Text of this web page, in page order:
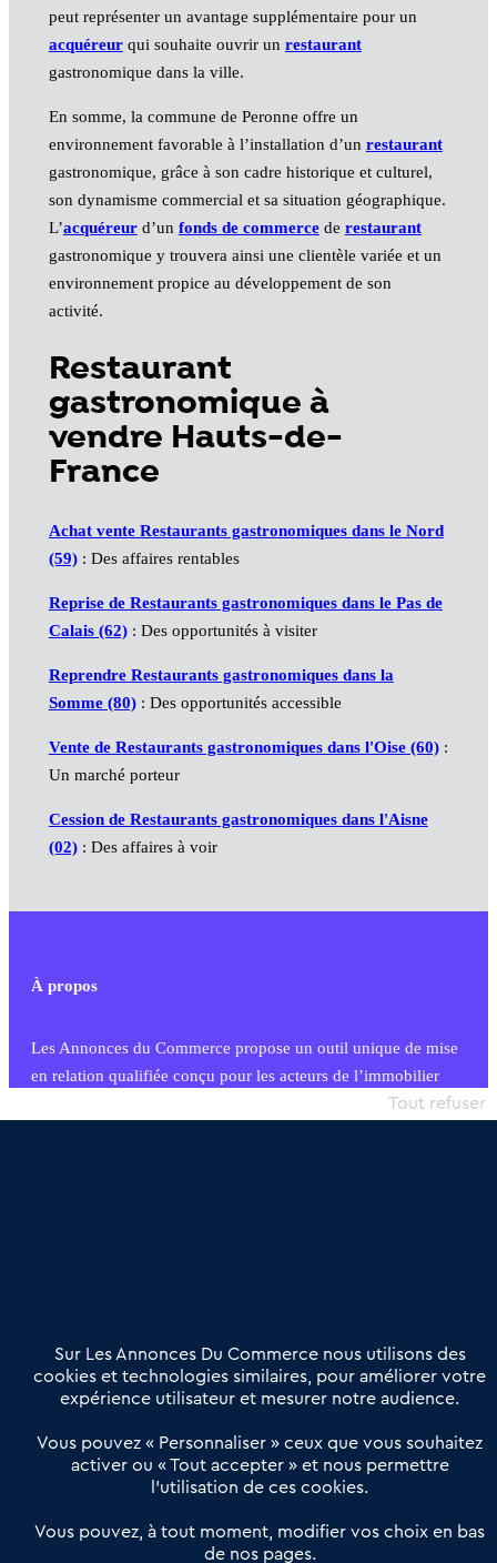
peut représenter un avantage supplémentaire pour un
acquéreurqui souhaite ouvrir un restaurant
gastronomique dans la ville.
En somme, la commune de Peronne offre un
environnement favorable à l’installation d’un restaurant
gastronomique, grâce à son cadre historique et culturel,
son dynamisme commercial et sa situation géographique.
L’acquéreurd’un fonds de commercede restaurant
gastronomique y trouvera ainsi une clientèle variée et un
environnement propice au développement de son
activité.
Restaurant
gastronomique à
vendre Hauts-de-
France
Achat vente Restaurants gastronomiques dans le Nord
(59): Des affaires rentables
Reprise de Restaurants gastronomiques dans le Pas de
Calais (62): Des opportunités à visiter
Reprendre Restaurants gastronomiques dans la
Somme (80): Des opportunités accessible
Vente de Restaurants gastronomiques dans l'Oise (60):
Un marché porteur
Cession de Restaurants gastronomiques dans l'Aisne
(02): Des affaires à voir
À propos
Les Annonces du Commerce propose un outil unique de mise
en relation qualifiée conçu pour les acteurs de l’immobilier
commercial et les collectivités territoriales, simple et intégrant
Offres Pro
Actualités
Qui sommes nous ?
Derniers articles
Réseau 3C : un partenaire national dédié aux transactions
Petitscommerces : Un partenariat au service du commerce de
proximité et des territoires
Sur Les Annonces Du Commerce nous utilisons des
cookies et technologies similaires, pour améliorer votre
expérience utilisateur et mesurer notre audience.
Vous pouvez « Personnaliser » ceux que vous souhaitez
activer ou « Tout accepter » et nous permettre
l’utilisation de ces cookies.
Vous pouvez, à tout moment, modifier vos choix en bas
de nos pages.
Tout refuser